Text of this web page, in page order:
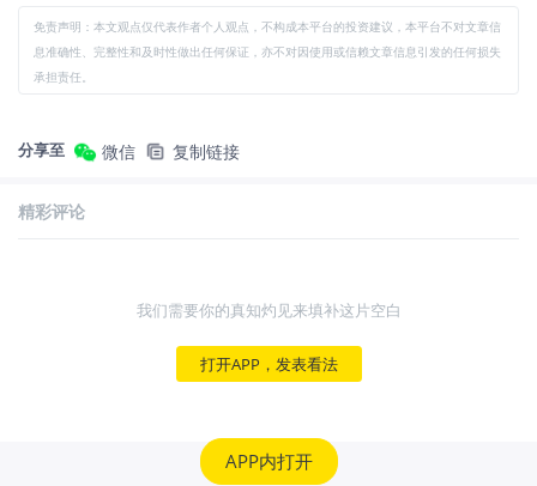
免责声明：本文观点仅代表作者个人观点，不构成本平台的投资建议，本平台不对文章信
息准确性、完整性和及时性做出任何保证，亦不对因使用或信赖文章信息引发的任何损失
承担责任。
分享至 微信 复制链接
精彩评论
我们需要你的真知灼见来填补这片空白
打开APP，发表看法
APP内打开